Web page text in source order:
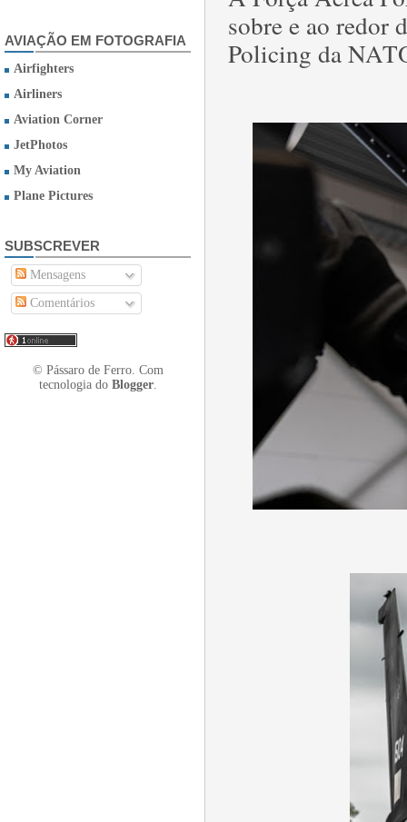
AVIAÇÃO EM FOTOGRAFIA
Airfighters
Airliners
Aviation Corner
JetPhotos
My Aviation
Plane Pictures
SUBSCREVER
Mensagens
Comentários
© Pássaro de Ferro. Com
tecnologia do Blogger.
sobre e ao redor
Policing da